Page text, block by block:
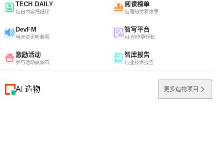
TECH DAILY
每日内容报纸化
阅读榜单
每周热文看这里
DevFM
当天资讯听着看
智写平台
AI 创作更轻松
激励活动
参与活动赢源石
智库报告
行业技术报告
AI 造物 更多造物项目